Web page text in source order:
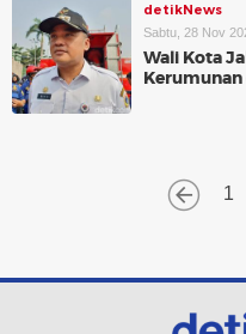
detikNews
Sabtu, 28 Nov
Wali Kota
1